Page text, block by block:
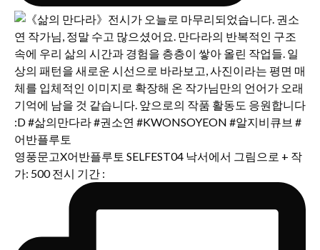
영풍문고X어반플루토 SELFEST04 낙서에서 그림으로 + 작
가: 500 전시 기간 :